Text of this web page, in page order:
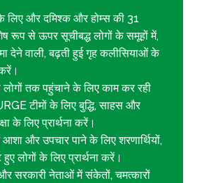
लिए और दमिश्क और होम्स की 31
रूप से ऊपर सूचीबद्ध लोगों के समूहों में,
देने वाली, बढ़ती हुई गृह कलीसियाओं के
तक पहुंचाने के लिए काम कर रही
टीमों के लिए बुद्धि, साहस और
के लिए प्रार्थना करें।
और उपचार पाने के लिए शरणार्थियों,
लोगों के लिए प्रार्थना करें।
और सरकारी नेताओं में संकेतों, चमत्कारों